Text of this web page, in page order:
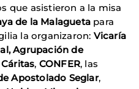
que asistieron a la misa
de la Malagueta para
la organizaron: Vicaría
Agrupación de
Cáritas, CONFER, las
Apostolado Seglar,